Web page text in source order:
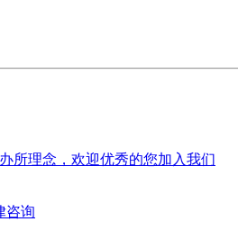
所理念，欢迎优秀的您加入我们
咨询